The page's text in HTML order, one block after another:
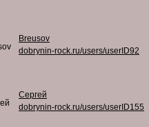
Breusov
dobrynin-rock.ru/users/userID92
Сергей
dobrynin-rock.ru/users/userID155